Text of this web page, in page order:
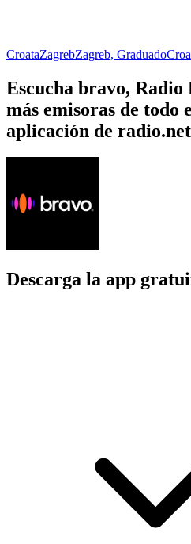
CroataZagrebZagreb, Graduado
Escucha bravo, Radio
más emisoras de todo
aplicación de radio.net
Descarga la app